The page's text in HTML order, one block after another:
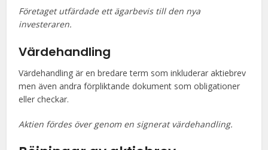
Företaget utfärdade ett ägarbevis till den nya
investeraren.
Värdehandling
Värdehandling är en bredare term som inkluderar aktiebrev
men även andra förpliktande dokument som obligationer
eller checkar.
Aktien fördes över genom en signerat värdehandling.